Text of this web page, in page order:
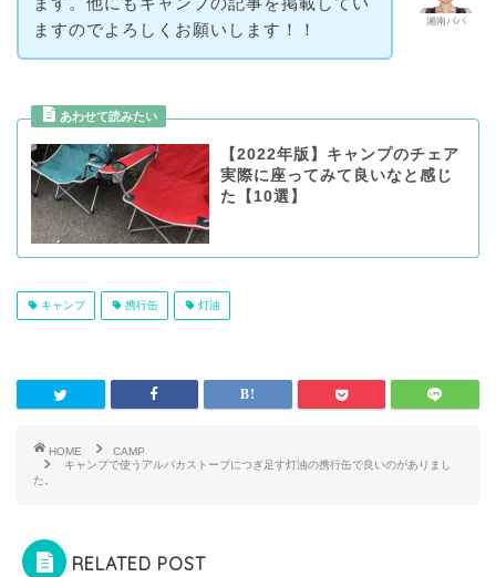
湘南パパ
ますのでよろしくお願いします！！
【2022年版】キャンプのチェア
実際に座ってみて良いなと感じ
た【10選】
キャンプ 携行缶 灯油
HOME
CAMP
キャンプで使うアルパカストーブにつぎ足す灯油の携行缶で良いのがありまし
た。
RELATED POST